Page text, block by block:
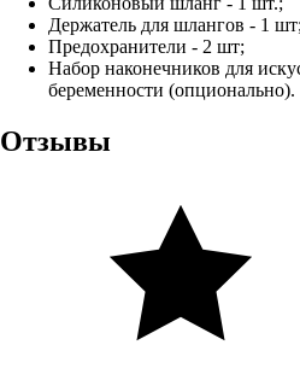
Держатель для шлангов - 1 шт;
Предохранители - 2 шт;
Набор наконечников для
беременности (опционально).
Отзывы